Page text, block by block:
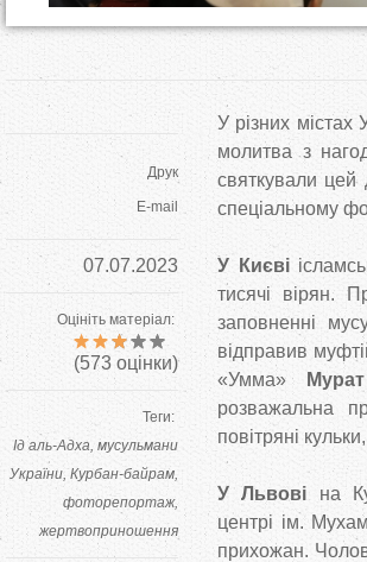
Друк
E-mail
07.07.2023
Оцініть матеріал:
(573 оцінки)
Теги:
Ід аль-Адха мусульмани
України Курбан-байрам
фоторепортаж
жертвоприношення
У різних містах
молитва з
святкували цей
спеціальному
У Києві
тисячі вірян.
заповненні
відправив
«Умма»
розважальна
повітряні
У Львові на
центрі ім.
прихожан.